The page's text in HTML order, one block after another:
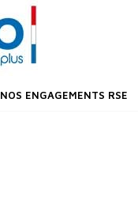
NOS ENGAGEMENTS RSE